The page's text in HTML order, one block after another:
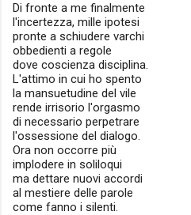
Di fronte a me finalmente
l'incertezza, mille ipotesi
pronte a schiudere varchi
obbedienti a regole
dove coscienza disciplina.
L'attimo in cui ho spento
la mansuetudine del vile
rende irrisorio l'orgasmo
di necessario perpetrare
l'ossessione del dialogo.
Ora non occorre più
implodere in soliloqui
ma dettare nuovi accordi
al mestiere delle parole
come fanno i silenti.